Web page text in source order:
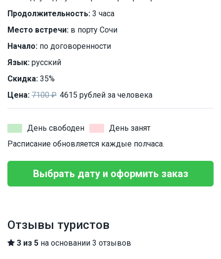
Продолжительность: 3 часа
Место встречи: в порту Сочи
Начало: по договоренности
Язык: русский
Скидка: 35%
Цена: 7100 ₽ 4615 рублей за человека
День свободен
День занят
Расписание обновляется каждые полчаса.
Выбрать дату и оформить заказ
Отзывы туристов
3 из 5 на основании 3 отзывов